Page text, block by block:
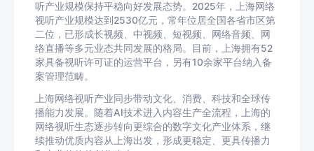
听产业规模保持平稳向好发展态势。2025年，上海网络
视听产业规模达到2530亿元，常年位居全国各省市区第
二位，已形成长视频、中视频、短视频、网络音频、网
络直播等多元业态共同发展的格局。目前，上海拥有52
家具备视听许可证的运营平台，另有10余家平台纳入备
案管理范畴。
上海网络视听产业同步带动文化、消费、科技和全球传
播能力发展。随着AI技术进入内容生产全流程，上海的
网络视听生态逐步转向更综合的数字文化产业体系，继
续推动优质内容从上海出发，形成更稳定、更具传播力